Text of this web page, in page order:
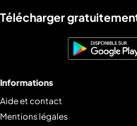
Liens utiles M6+.
Télécharger
Informations
Aide et contact
Mentions légales